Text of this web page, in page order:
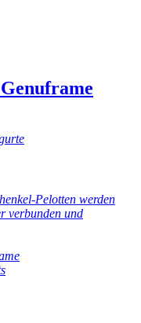
Pelotten werden
verbunden und